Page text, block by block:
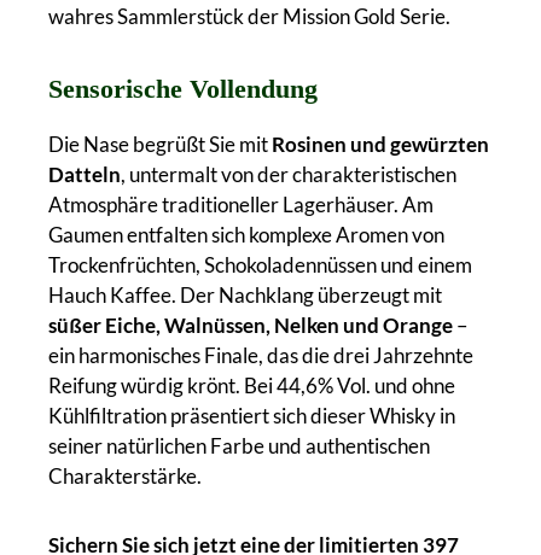
wahres Sammlerstück der Mission Gold Serie.
Sensorische Vollendung
Die Nase begrüßt Sie mitRosinen und gewürzten
Datteln, untermalt von der charakteristischen
Atmosphäre traditioneller Lagerhäuser. Am
Gaumen entfalten sich komplexe Aromen von
Trockenfrüchten, Schokoladennüssen und einem
Hauch Kaffee. Der Nachklang überzeugt mit
süßer Eiche, Walnüssen, Nelken und Orange–
ein harmonisches Finale, das die drei Jahrzehnte
Reifung würdig krönt. Bei 44,6% Vol. und ohne
Kühlfiltration präsentiert sich dieser Whisky in
seiner natürlichen Farbe und authentischen
Charakterstärke.
Sichern Sie sich jetzt eine der limitierten 397